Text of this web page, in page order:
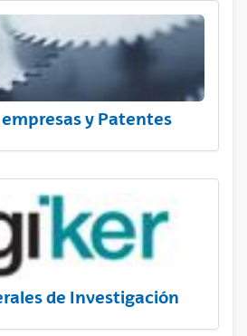
y Patentes
de Investigación